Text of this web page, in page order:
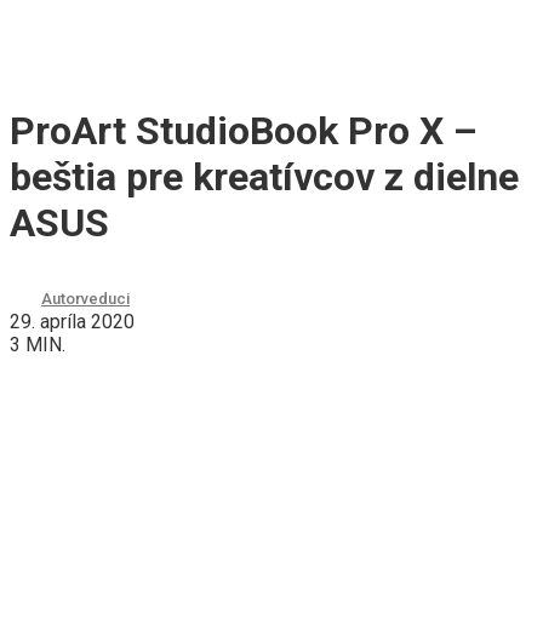
ProArt StudioBook Pro X –
beštia pre kreatívcov z dielne
ASUS
Autorveduci
29. apríla 2020
3 MIN.